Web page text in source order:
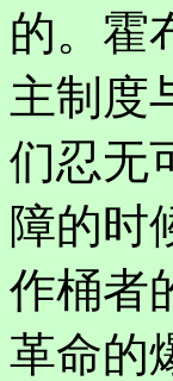
的。霍
主制度
们忍无
障的时
作桶者
革命的